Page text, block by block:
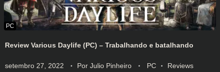
Review Various Daylife (PC) – Trabalhando e batalhando
setembro 27, 2022 Por Julio Pinheiro PC Reviews